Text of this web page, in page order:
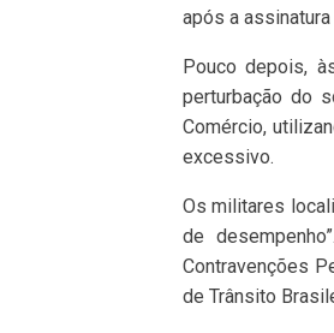
após a
Pouco depois,
perturbação do
Comércio,
excessivo.
Os militares
de
Contravenções
de Trânsito